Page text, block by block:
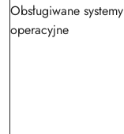
Obsługiwane systemy
operacyjne